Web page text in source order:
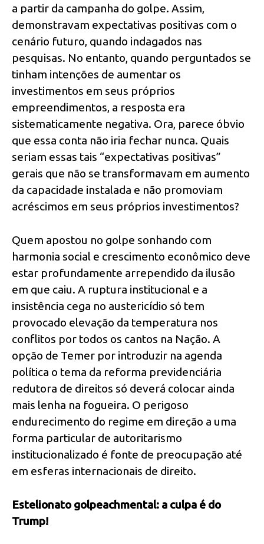
a partir da campanha do golpe. Assim,
demonstravam expectativas positivas com o
cenário futuro, quando indagados nas
pesquisas. No entanto, quando perguntados se
tinham intenções de aumentar os
investimentos em seus próprios
empreendimentos, a resposta era
sistematicamente negativa. Ora, parece óbvio
que essa conta não iria fechar nunca. Quais
seriam essas tais “expectativas positivas”
gerais que não se transformavam em aumento
da capacidade instalada e não promoviam
acréscimos em seus próprios investimentos?
Quem apostou no golpe sonhando com
harmonia social e crescimento econômico deve
estar profundamente arrependido da ilusão
em que caiu. A ruptura institucional e a
insistência cega no austericídio só tem
provocado elevação da temperatura nos
conflitos por todos os cantos na Nação. A
opção de Temer por introduzir na agenda
política o tema da reforma previdenciária
redutora de direitos só deverá colocar ainda
mais lenha na fogueira. O perigoso
endurecimento do regime em direção a uma
forma particular de autoritarismo
institucionalizado é fonte de preocupação até
em esferas internacionais de direito.
Estelionato golpeachmental: a culpa é do
Trump!